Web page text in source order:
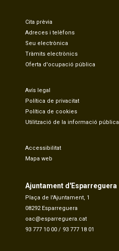
Cita prèvia
Adreces i telèfons
Seu electrònica
Tràmits electrònics
Oferta d'ocupació pública
Avís legal
Política de privacitat
Política de cookies
Utilització de la informació pública
Accessibilitat
Mapa web
Ajuntament d'Esparreguera
Plaça de l'Ajuntament, 1
08292 Esparreguera
oac@esparreguera.cat
93 777 10 00 / 93 777 18 01